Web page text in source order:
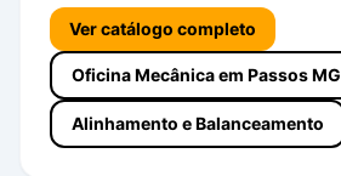
Ver catálogo completo
Oficina Mecânica em Passos MG
Alinhamento e Balanceamento